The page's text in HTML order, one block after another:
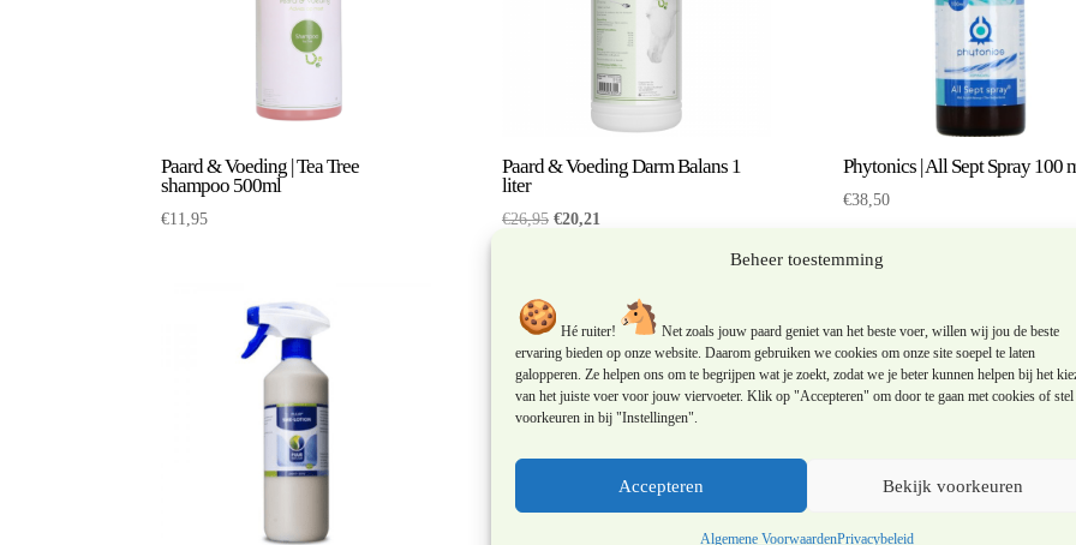
Beheer toestemming
Hé ruiter!
Net zoals jouw paard geniet van het beste voer, willen wij jou de beste
ervaring bieden op onze website. Daarom gebruiken we cookies om onze site soepel te laten
galopperen. Ze helpen ons om te begrijpen wat je zoekt, zodat we je beter kunnen helpen bij het
van het juiste voer voor jouw viervoeter. Klik op "Accepteren" om door te gaan met cookies of stel
voorkeuren in bij "Instellingen".
Accepteren Bekijk voorkeuren
Algemene VoorwaardenPrivacybeleid
Paard & Voeding | Tea Tree
shampoo 500ml
€11,95
Paard & Voeding Darm Balans 1
liter
€26,95 Oorspronkelijke
€26,95.
€20,21
€20,21.
Phytonics | All Sept Spray 100
€38,50
Aanbieding!